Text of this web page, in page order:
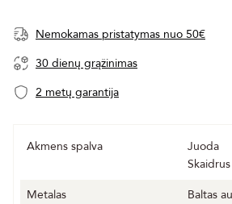
Nemokamas pristatymas nuo 50€
30 dienų grąžinimas
2 metų garantija
Akmens spalva
Juoda
Skaidrus
Metalas
Baltas